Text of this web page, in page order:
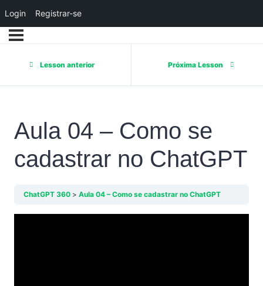
Lesson anterior Próxima Lesson
Aula 04 – Como se
cadastrar no ChatGPT
ChatGPT 360 Aula 04 – Como se cadastrar no ChatGPT
Login Registrar-se